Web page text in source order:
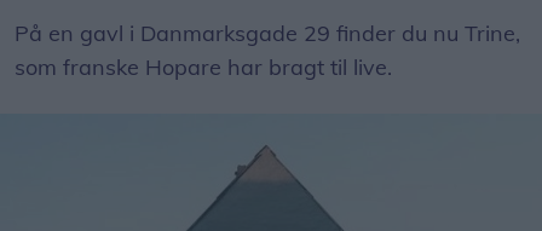
På en gavl i Danmarksgade 29 finder du nu Trine,
som franske Hopare har bragt til live.